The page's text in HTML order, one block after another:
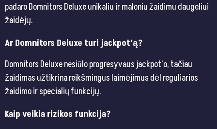
padaro Domnitors Deluxe unikaliu ir maloniu žaidimu daugeliui
žaidėjų.
Ar Domnitors Deluxe turi jackpot’ą?
Domnitors Deluxe nesiūlo progresyvaus jackpot’o, tačiau
žaidimas užtikrina reikšmingus laimėjimus dėl reguliarios
žaidimo ir specialių funkcijų.
Kaip veikia rizikos funkcija?